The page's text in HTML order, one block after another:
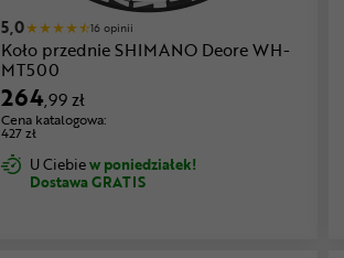
5,0 16 opinii
Koło przednie SHIMANO Deore WH-
MT500
264,99 zł
Cena katalogowa:
427 zł
U Ciebiew poniedziałek!
Dostawa GRATIS